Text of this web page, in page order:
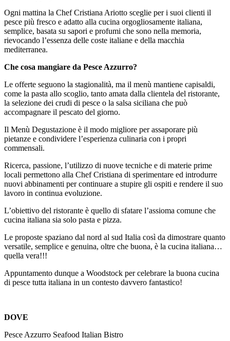
Ogni mattina la Chef Cristiana Ariotto sceglie per i suoi clienti il
pesce più fresco e adatto alla cucina orgogliosamente italiana,
semplice, basata su sapori e profumi che sono nella memoria,
rievocando l’essenza delle coste italiane e della macchia
mediterranea.
Che cosa mangiare da Pesce Azzurro?
Le offerte seguono la stagionalità, ma il menù mantiene capisaldi,
come la pasta allo scoglio, tanto amata dalla clientela del ristorante,
la selezione dei crudi di pesce o la salsa siciliana che può
accompagnare il pescato del giorno.
Il Menù Degustazione è il modo migliore per assaporare più
pietanze e condividere l’esperienza culinaria con i propri
commensali.
Ricerca, passione, l’utilizzo di nuove tecniche e di materie prime
locali permettono alla Chef Cristiana di sperimentare ed introdurre
nuovi abbinamenti per continuare a stupire gli ospiti e rendere il suo
lavoro in continua evoluzione.
L’obiettivo del ristorante è quello di sfatare l’assioma comune che
cucina italiana sia solo pasta e pizza.
Le proposte spaziano dal nord al sud Italia così da dimostrare quanto
versatile, semplice e genuina, oltre che buona, è la cucina italiana…
quella vera!!!
Appuntamento dunque a Woodstock per celebrare la buona cucina
di pesce tutta italiana in un contesto davvero fantastico!
DOVE
Pesce Azzurro Seafood Italian Bistro